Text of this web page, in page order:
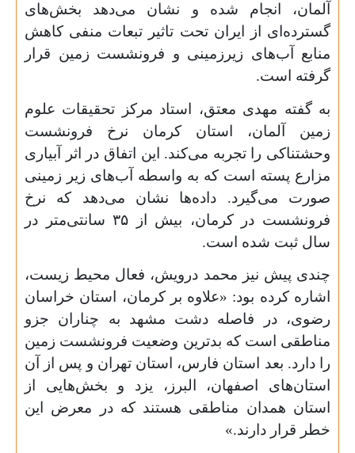
آلمان، انجام شده و نشان می‌دهد بخش‌های
گسترده‌ای از ایران تحت تاثیر تبعات منفی کاهش
منابع آب‌های زیرزمینی و فرونشست زمین قرار
گرفته است.
به گفته مهدی معتق، استاد مرکز تحقیقات علوم
زمین آلمان، استان کرمان نرخ فرونشست
وحشتناکی را تجربه می‌کند. این اتفاق در اثر آبیاری
مزارع پسته است که به واسطه آب‌های زیر زمینی
صورت می‌گیرد. داده‌ها نشان می‌دهد که نرخ
فرونشست در کرمان، بیش از ۳۵ سانتی‌متر در
سال ثبت شده است.
چندی پیش نیز محمد درویش، فعال محیط ‌زیست،
اشاره کرده بود: «علاوه بر کرمان، استان خراسان
رضوی، در فاصله دشت مشهد به چناران جزو
مناطقی است که بدترین وضعیت فرونشست زمین
را دارد. بعد استان فارس، استان تهران و پس از آن
استان‌های اصفهان، البرز، یزد و بخش‌هایی از
استان همدان مناطقی هستند که در معرض این
خطر قرار دارند.»